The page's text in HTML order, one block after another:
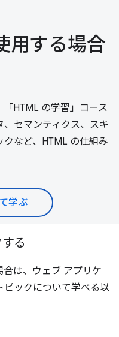
用する場合
HTML の学習」コース
セマンティクス、スキ
など、HTML の仕組み
学ぶ
る
は、ウェブ アプリケ
ピックについて学べる以